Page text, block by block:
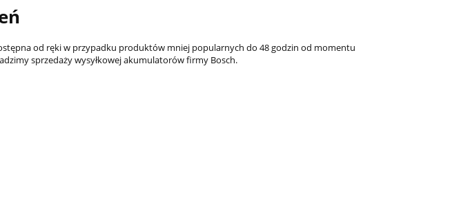
od ręki w przypadku produktów mniej popularnych do 48 godzin od momentu
sprzedaży wysyłkowej akumulatorów firmy Bosch.